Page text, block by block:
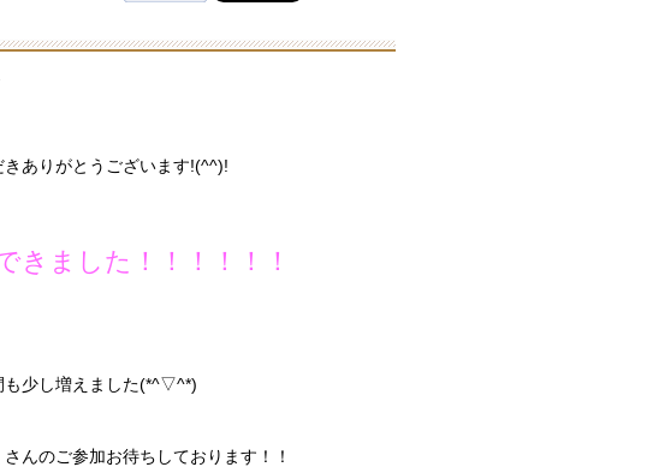
ありがとうございます!(^^)!
きました！！！！！！
も少し増えました(*^▽^*)
んのご参加お待ちしております！！